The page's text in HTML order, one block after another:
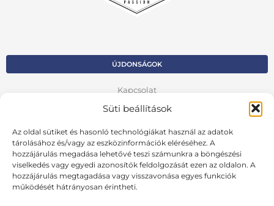
Süti beállítások
Az oldal sütiket és hasonló technológiákat használ az adatok
tárolásához és/vagy az eszközinformációk eléréséhez. A
hozzájárulás megadása lehetővé teszi számunkra a böngészési
viselkedés vagy egyedi azonosítók feldolgozását ezen az oldalon. A
hozzájárulás megtagadása vagy visszavonása egyes funkciók
működését hátrányosan érintheti.
ÚJDONSÁGOK
Kapcsolat
Kosár
Fiók
Adatvédelmi szabályzat
VISSZA AZ ELŐZŐ OLDALRA